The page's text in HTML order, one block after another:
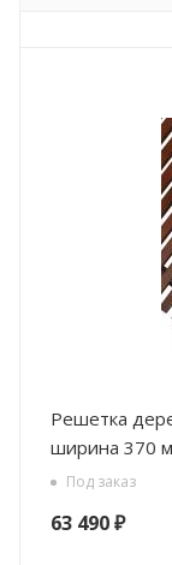
Решетка деревянная, цвет тёмное дерево РРД,
ширина 370
Под заказ
63 490₽